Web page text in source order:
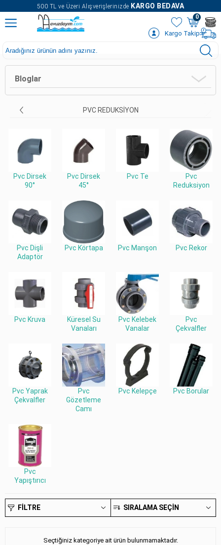
500 TL ve Üzeri Alışverişlerinizde KARGO BEDAVA
0
Kargo Takip
Bloglar
PVC REDUKSIYON
Pvc Dirsek
90°
Pvc Dirsek
45°
Pvc Te
Pvc
Reduksiyon
Pvc Dişli
Adaptör
Pvc Körtapa Pvc Manşon Pvc Rekor
Pvc Kruva
Küresel Su
Vanaları
Pvc Kelebek
Vanalar
Pvc
Çekvalfler
Pvc Yaprak
Çekvalfler
Pvc
Gözetleme
Camı
Pvc Kelepçe Pvc Borular
Pvc
Yapıştırıcı
FILTRE SIRALAMA SEÇIN
Seçtiğiniz kategoriye ait ürün bulunmamaktadır.